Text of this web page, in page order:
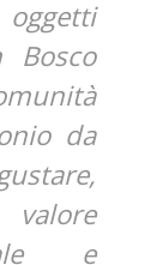
da
e